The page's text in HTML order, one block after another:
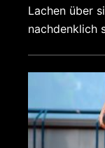
Lachen über
nachdenklich